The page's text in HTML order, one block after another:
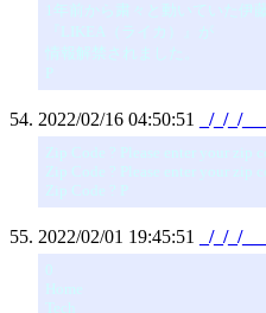
1年前から粛々と動いていた伊
『LIKEA（ライカ）』が
情報解禁されました。
2022/02/16 04:50:51 _/_/_/
Zip Code ? Please enter your zip
Zip Code ? Please enter your zip
Zip Code ? P
2022/02/01 19:45:51 _/_/_/
0
Home
Tech